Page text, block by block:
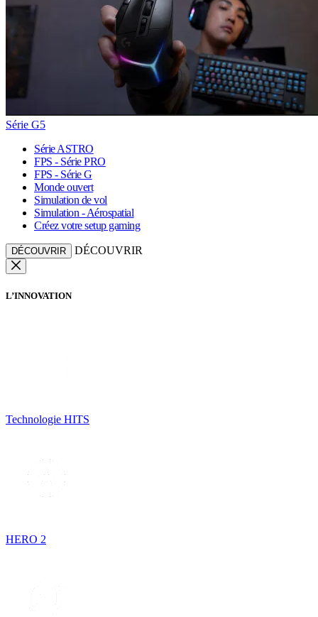
Série G5
Série ASTRO
FPS - Série PRO
FPS - Série G
Monde ouvert
Simulation de vol
Simulation - Aérospatial
Créez votre setup gaming
DÉCOUVRIR DÉCOUVRIR
L’INNOVATION
Technologie HITS
HERO 2